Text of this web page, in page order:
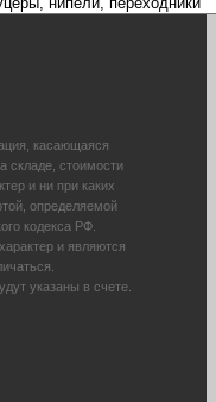
касающаяся
складе, стоимости
и ни при каких
определяемой
кодекса РФ.
и являются
указаны в счете.